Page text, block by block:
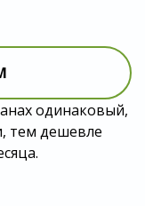
одинаковый,
тем дешевле